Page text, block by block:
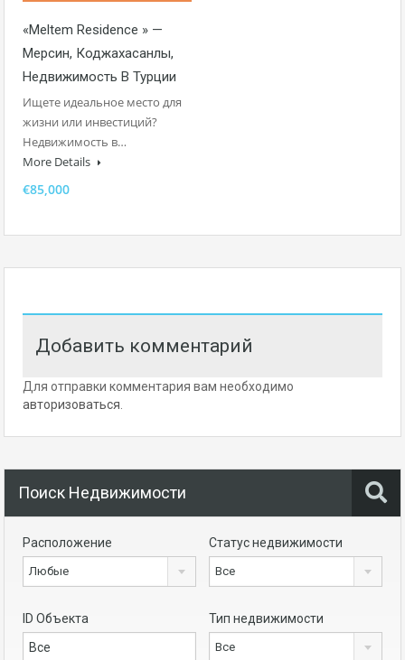
«Meltem Residence » —
Мерсин, Коджахасанлы,
Недвижимость В Турции
Ищете идеальное место для
жизни или инвестиций?
Недвижимость в…
More Details
€85,000
Добавить комментарий
Для отправки комментария вам необходимо
авторизоваться
Поиск Недвижимости
Расположение
Любые
Статус недвижимости
Все
ID Объекта Тип недвижимости
Все